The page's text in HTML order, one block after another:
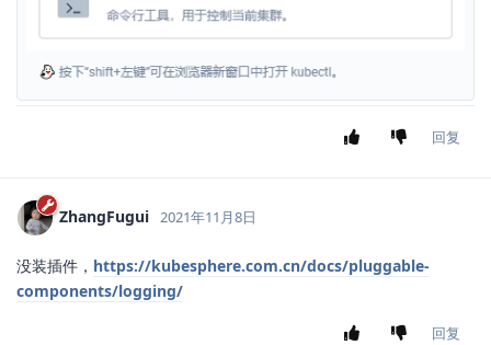
回复
ZhangFugui 2021年11月8日
没装插件， https://kubesphere.com.cn/docs/pluggable-
components/logging/
回复